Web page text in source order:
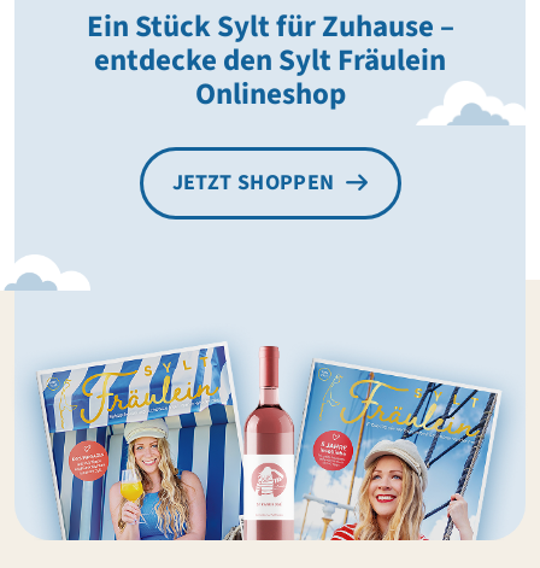
Ein Stück Sylt für Zuhause –
entdecke den Sylt Fräulein
Onlineshop
JETZT SHOPPEN